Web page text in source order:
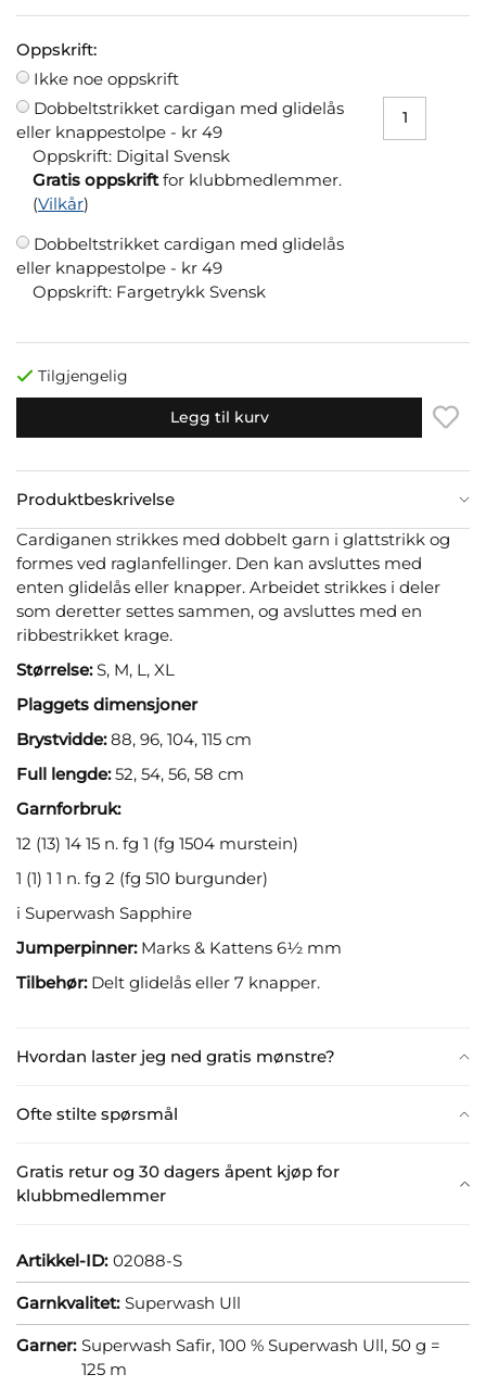
Oppskrift:
Ikke noe oppskrift
Dobbeltstrikket cardigan med glidelås
eller knappestolpe - kr 49
Oppskrift: Digital Svensk
Gratis oppskriftfor klubbmedlemmer.
(Vilkår)
Dobbeltstrikket cardigan med glidelås
eller knappestolpe - kr 49
Oppskrift: Fargetrykk Svensk
Tilgjengelig
Legg til kurv
Produktbeskrivelse
Hvordan laster jeg ned gratis mønstre?
Ofte stilte spørsmål
Gratis retur og 30 dagers åpent kjøp for
klubbmedlemmer
Cardiganen strikkes med dobbelt garn i glattstrikk og
formes ved raglanfellinger. Den kan avsluttes med
enten glidelås eller knapper. Arbeidet strikkes i deler
som deretter settes sammen, og avsluttes med en
ribbestrikket krage.
Størrelse:S, M, L, XL
Plaggets dimensjoner
Brystvidde:88, 96, 104, 115 cm
Full lengde:52, 54, 56, 58 cm
Garnforbruk:
12 (13) 14 15 n. fg 1 (fg 1504 murstein)
1 (1) 1 1 n. fg 2 (fg 510 burgunder)
i Superwash Sapphire
Jumperpinner:Marks & Kattens 6½ mm
Tilbehør:Delt glidelås eller 7 knapper.
Artikkel-ID: 02088-S
Garnkvalitet: Superwash Ull
Garner: Superwash Safir, 100 % Superwash Ull, 50 g =
125 m